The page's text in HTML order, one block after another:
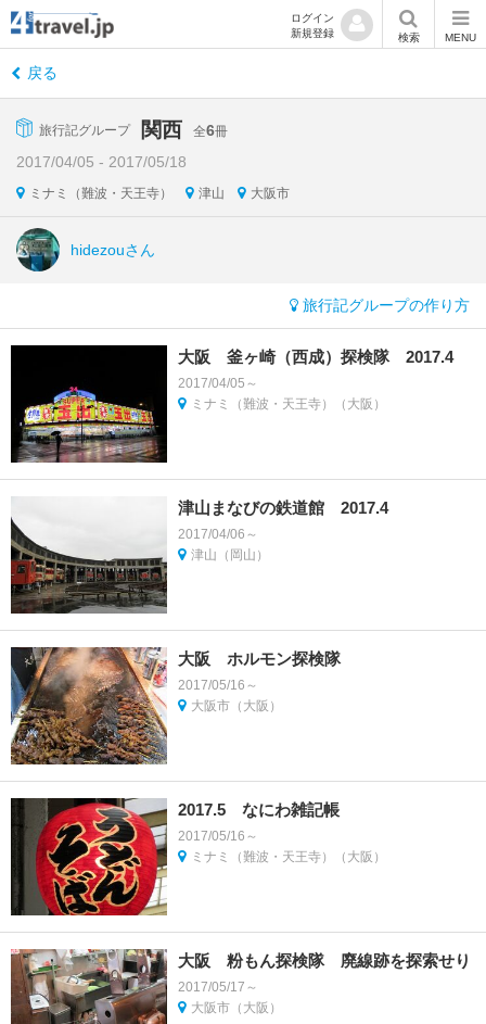
ログイン
新規登録
検索 MENU
戻る
旅行記グループ 関西 全6冊
2017/04/05 - 2017/05/18
ミナミ（難波・天王寺） 津山 大阪市
hidezouさん
旅行記グループの作り方
大阪 釜ヶ崎（西成）探検隊 2017.4
2017/04/05～
ミナミ（難波・天王寺）（大阪）
津山まなびの鉄道館 2017.4
2017/04/06～
津山（岡山）
大阪 ホルモン探検隊
2017/05/16～
大阪市（大阪）
2017.5 なにわ雑記帳
2017/05/16～
ミナミ（難波・天王寺）（大阪）
大阪 粉もん探検隊 廃線跡を探索せり
2017/05/17～
大阪市（大阪）